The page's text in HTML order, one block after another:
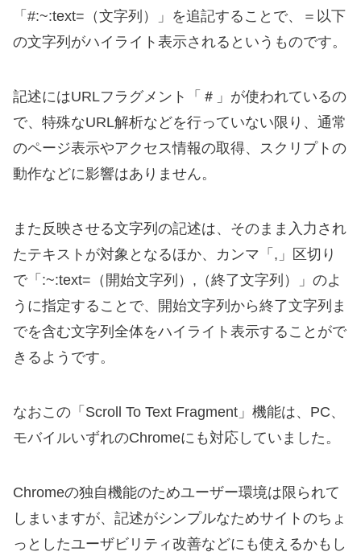
「#:~:text=（文字列）」を追記することで、＝以下
の文字列がハイライト表示されるというものです。
記述にはURLフラグメント「＃」が使われているの
で、特殊なURL解析などを行っていない限り、通常
のページ表示やアクセス情報の取得、スクリプトの
動作などに影響はありません。
また反映させる文字列の記述は、そのまま入力され
たテキストが対象となるほか、カンマ「,」区切り
で「:~:text=（開始文字列）,（終了文字列）」のよ
うに指定することで、開始文字列から終了文字列ま
でを含む文字列全体をハイライト表示することがで
きるようです。
なおこの「Scroll To Text Fragment」機能は、PC、
モバイルいずれのChromeにも対応していました。
Chromeの独自機能のためユーザー環境は限られて
しまいますが、記述がシンプルなためサイトのちょ
っとしたユーザビリティ改善などにも使えるかもし